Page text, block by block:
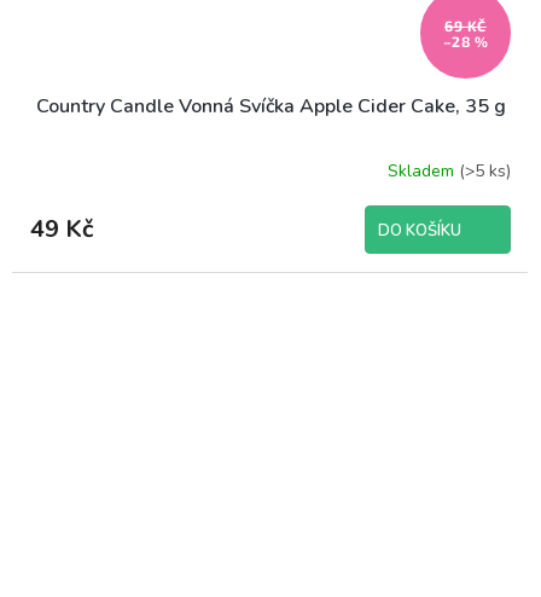
69 KČ
–28 %
Country Candle Vonná Svíčka Apple Cider Cake, 35 g
Skladem (>5 ks)
49 Kč DO KOŠÍKU